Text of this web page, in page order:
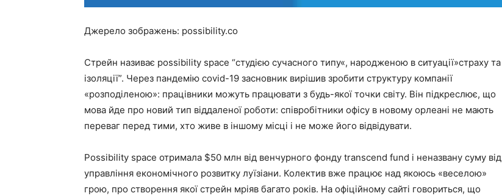
Джерело зображень: possibility.co
Стрейн називає possibility space “студією сучасного типу«, народженою в ситуації»страху та
ізоляції”. Через пандемію covid-19 засновник вирішив зробити структуру компанії
«розподіленою»: працівники можуть працювати з будь-якої точки світу. Він підкреслює, що
мова йде про новий тип віддаленої роботи: співробітники офісу в новому орлеані не мають
переваг перед тими, хто живе в іншому місці і не може його відвідувати.
Possibility space отримала $50 млн від венчурного фонду transcend fund і неназвану суму від
управління економічного розвитку луїзіани. Колектив вже працює над якоюсь «веселою»
грою, про створення якої стрейн мріяв багато років. На офіційному сайті говориться, що